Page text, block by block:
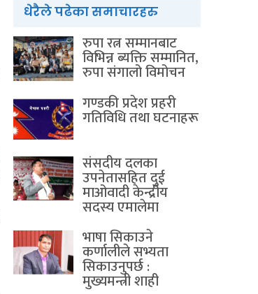
धेरैले पढेका समाचारहरु
रुपा रत्न सम्मानबाट
विभिन्न ब्यक्ति सम्मानित,
रुपा संगालो विमोचन
गण्डकी प्रदेश प्रहरी
गतिविधि तथा घटनाहरू
संसदीय दलका
उपनेतासहित दुई
माओवादी केन्द्रीय
सदस्य एमालेमा
भाषा सिकाउने
कर्णालीले सभ्यता
सिकाउनुपर्छ :
मुख्यमन्त्री शाही